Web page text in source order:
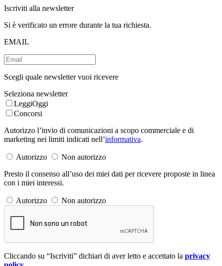
Iscriviti alla newsletter
Si è verificato un errore durante la tua richiesta.
EMAIL
Scegli quale newsletter vuoi ricevere
Seleziona newsletter
LeggiOggi
Concorsi
Autorizzo l’invio di comunicazioni a scopo commerciale e di
marketing nei limiti indicati nell’informativa.
Autorizzo
Non autorizzo
Presto il consenso all’uso dei miei dati per ricevere proposte in linea
con i miei interessi.
Autorizzo Non autorizzo
Cliccando su “Iscriviti” dichiari di aver letto e accettato la privacy